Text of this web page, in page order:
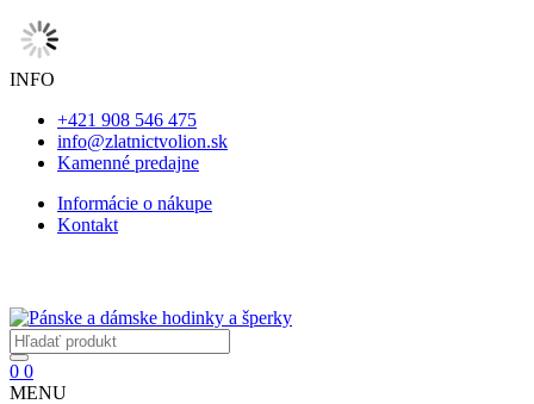
INFO
+421 908 546 475
info@zlatnictvolion.sk
Kamenné predajne
Informácie o nákupe
Kontakt
0 0
MENU